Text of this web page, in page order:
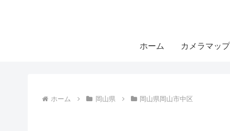
ホーム カメラマップ
ホーム 岡山県 岡山県岡山市中区